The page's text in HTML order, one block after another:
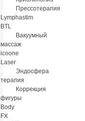
Прессотерапия
Lymphastim
BTL
Вакуумный
массаж
icoone
Laser
Эндосфера
терапия
Коррекция
фигуры
Body
FX